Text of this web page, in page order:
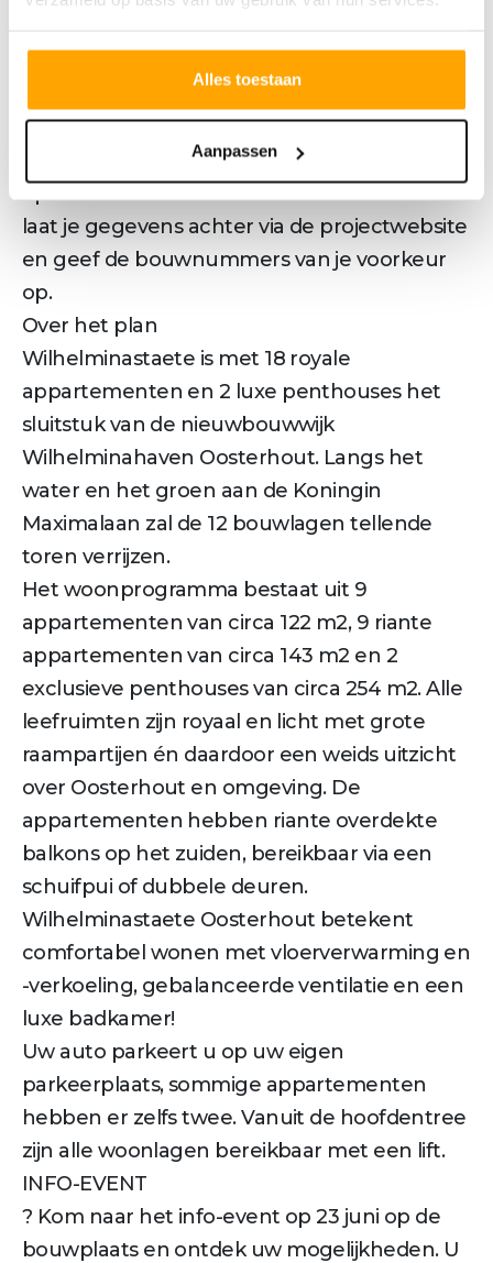
Alles toestaan
Aanpassen
Wil je graag meer informatie over dit project?
Bezoek dan de projectwebsite. Bij interesse
in één van de woningen kun je contact
laat je gegevens achter via de projectwebsite
en geef de bouwnummers van je voorkeur
op.
Over het plan
Wilhelminastaete is met 18 royale
appartementen en 2 luxe penthouses het
sluitstuk van de nieuwbouwwijk
Wilhelminahaven Oosterhout. Langs het
water en het groen aan de Koningin
Maximalaan zal de 12 bouwlagen tellende
toren verrijzen.
Het woonprogramma bestaat uit 9
appartementen van circa 122 m2, 9 riante
appartementen van circa 143 m2 en 2
exclusieve penthouses van circa 254 m2. Alle
leefruimten zijn royaal en licht met grote
raampartijen én daardoor een weids uitzicht
over Oosterhout en omgeving. De
appartementen hebben riante overdekte
balkons op het zuiden, bereikbaar via een
schuifpui of dubbele deuren.
Wilhelminastaete Oosterhout betekent
comfortabel wonen met vloerverwarming en
-verkoeling, gebalanceerde ventilatie en een
luxe badkamer!
Uw auto parkeert u op uw eigen
parkeerplaats, sommige appartementen
hebben er zelfs twee. Vanuit de hoofdentree
zijn alle woonlagen bereikbaar met een lift.
INFO-EVENT
? Kom naar het info-event op 23 juni op de
bouwplaats en ontdek uw mogelijkheden. U